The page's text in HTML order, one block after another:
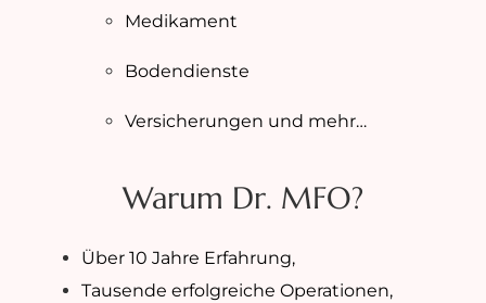
Medikament
Bodendienste
Versicherungen und mehr…
Warum Dr. MFO?
Über 10 Jahre Erfahrung,
Tausende erfolgreiche Operationen,